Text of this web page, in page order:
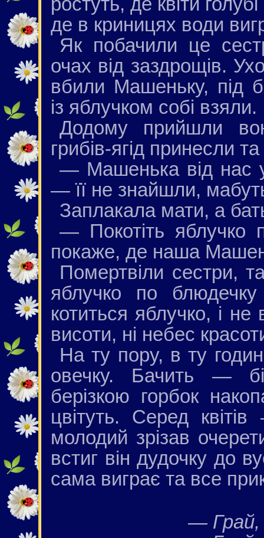
де в криницях води
Як побачили це
очах від заздрощів.
вбили Машеньку, під
із яблучком собі взяли.
Додому прийшли
грибів-ягід принесли
— Машенька від нас
— її не знайшли,
Заплакала мати, а
— Покотіть яблучко
покаже, де наша
Помертвіли сестри,
яблучко по
котиться яблучко, і не
висоти, ні небес
На ту пору, в ту
овечку. Бачить —
берізкою горбок
цвітуть. Серед
молодий зрізав
встиг він дудочку до
сама виграє та все
— Грай,